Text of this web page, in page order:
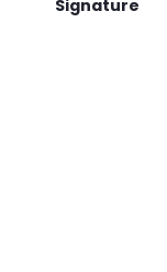
Signature